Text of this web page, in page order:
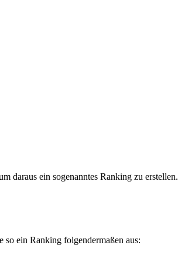
daraus ein sogenanntes Ranking zu erstellen.
so ein Ranking folgendermaßen aus: